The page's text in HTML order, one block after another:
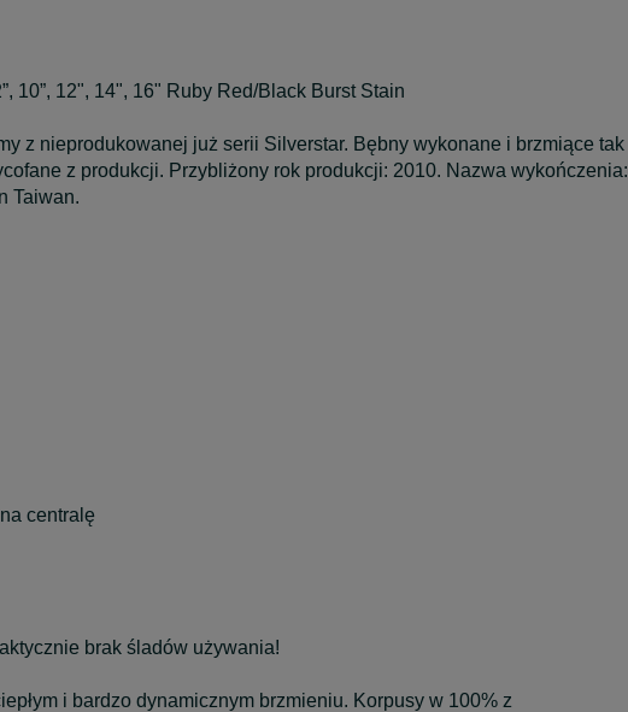
10”, 12", 14", 16" Ruby Red/Black Burst Stain
z nieprodukowanej już serii Silverstar. Bębny wykonane i brzmiące tak
z produkcji. Przybliżony rok produkcji: 2010. Nazwa wykończenia:
Taiwan.
centralę
brak śladów używania!
i bardzo dynamicznym brzmieniu. Korpusy w 100% z